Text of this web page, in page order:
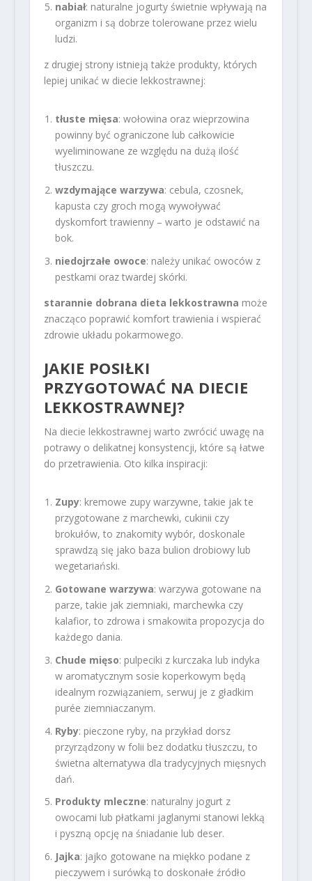
nabiał: naturalne jogurty świetnie wpływają na
organizm i są dobrze tolerowane przez wielu
ludzi.
z drugiej strony istnieją także produkty, których
lepiej unikać w diecie lekkostrawnej:
tłuste mięsa: wołowina oraz wieprzowina
powinny być ograniczone lub całkowicie
wyeliminowane ze względu na dużą ilość
tłuszczu.
wzdymające warzywa: cebula, czosnek,
kapusta czy groch mogą wywoływać
dyskomfort trawienny – warto je odstawić na
bok.
niedojrzałe owoce: należy unikać owoców z
pestkami oraz twardej skórki.
starannie dobrana dieta lekkostrawna może
znacząco poprawić komfort trawienia i wspierać
zdrowie układu pokarmowego.
JAKIE POSIŁKI
PRZYGOTOWAĆ NA DIECIE
LEKKOSTRAWNEJ?
Na diecie lekkostrawnej warto zwrócić uwagę na
potrawy o delikatnej konsystencji, które są łatwe
do przetrawienia. Oto kilka inspiracji:
Zupy: kremowe zupy warzywne, takie jak te
przygotowane z marchewki, cukinii czy
brokułów, to znakomity wybór, doskonale
sprawdzą się jako baza bulion drobiowy lub
wegetariański.
Gotowane warzywa: warzywa gotowane na
parze, takie jak ziemniaki, marchewka czy
kalafior, to zdrowa i smakowita propozycja do
każdego dania.
Chude mięso: pulpeciki z kurczaka lub indyka
w aromatycznym sosie koperkowym będą
idealnym rozwiązaniem, serwuj je z gładkim
purée ziemniaczanym.
Ryby: pieczone ryby, na przykład dorsz
przyrządzony w folii bez dodatku tłuszczu, to
świetna alternatywa dla tradycyjnych mięsnych
dań.
Produkty mleczne: naturalny jogurt z
owocami lub płatkami jaglanymi stanowi lekką
i pyszną opcję na śniadanie lub deser.
Jajka: jajko gotowane na miękko podane z
pieczywem i surówką to doskonałe źródło